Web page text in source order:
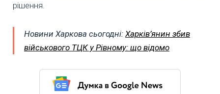
рішення.
Новини Харкова сьогодні: Харків’янин збив
військового ТЦК у Рівному: що відомо